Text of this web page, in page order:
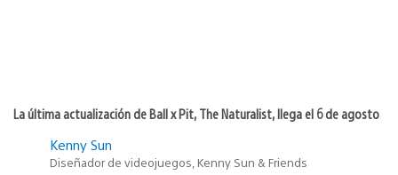
La última actualización de Ball x Pit, The Naturalist, llega el 6 de agosto
Kenny Sun
Diseñador de videojuegos, Kenny Sun & Friends